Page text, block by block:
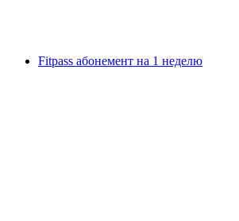
Fitpass абонемент на 1 неделю